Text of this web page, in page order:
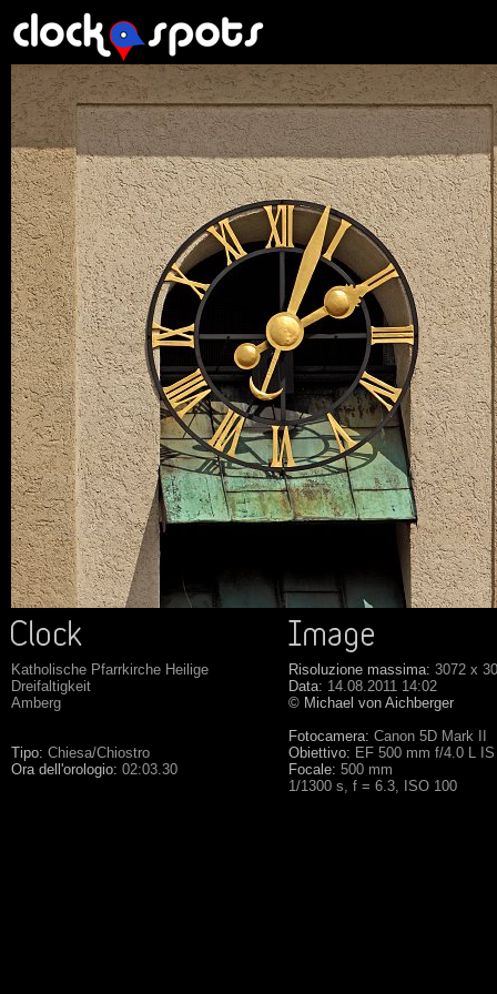
Katholische Pfarrkirche Heilige
Dreifaltigkeit
Amberg
Tipo: Chiesa/Chiostro
Ora dell'orologio: 02:03.30
Risoluzione massima: 3072 x
Data: 14.08.2011 14:02
© Michael von Aichberger
Fotocamera: Canon 5D Mark II
Obiettivo: EF 500 mm f/4.0 L
Focale: 500 mm
1/1300 s, f = 6.3, ISO 100